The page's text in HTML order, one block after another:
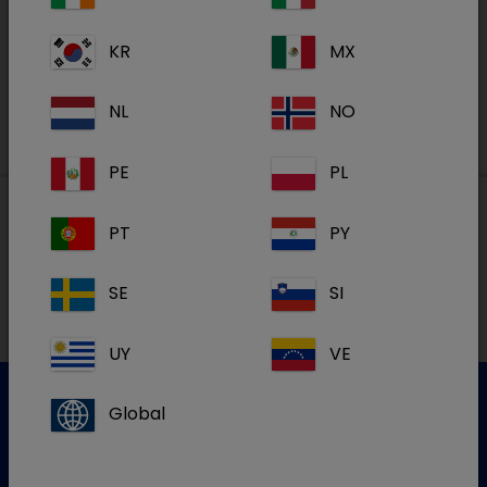
S'inscrire
Nos adresses
KR MX
NL NO
PE PL
PT PY
SE SI
UY VE
Global